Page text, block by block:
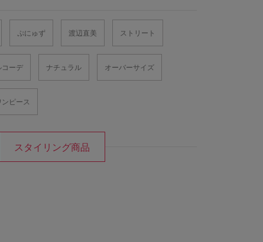
ぷにゅず 渡辺直美 ストリート
コーデ ナチュラル オーバーサイズ
ンピース
スタイリング商品